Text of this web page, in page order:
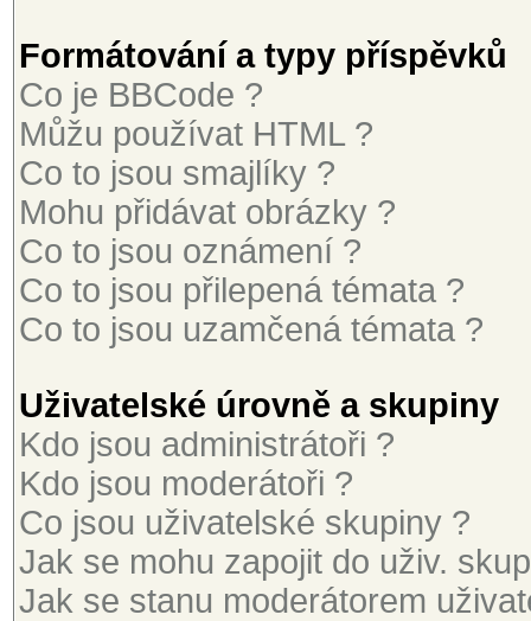
Formátování a typy příspěvků
Co je BBCode ?
Můžu používat HTML ?
Co to jsou smajlíky ?
Mohu přidávat obrázky ?
Co to jsou oznámení ?
Co to jsou přilepená témata ?
Co to jsou uzamčená témata ?
Uživatelské úrovně a skupiny
Kdo jsou administrátoři ?
Kdo jsou moderátoři ?
Co jsou uživatelské skupiny ?
Jak se mohu zapojit do uživ.
Jak se stanu moderátorem